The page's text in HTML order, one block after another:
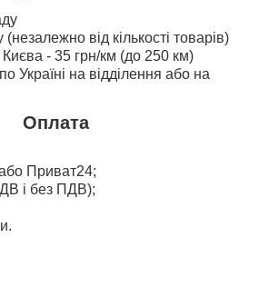
від кількості товарів)
- 35 грн/км (до 250 км)
Україні на відділення або на
Оплата
Приват24;
і без ПДВ);